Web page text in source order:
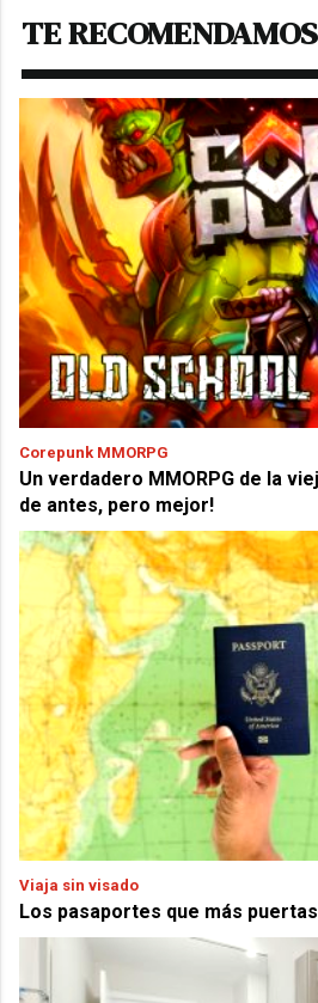
TE RECOMENDAMOS
Corepunk MMORPG
Un verdadero MMORPG de la
de antes, pero mejor!
Viaja sin visado
Los pasaportes que más